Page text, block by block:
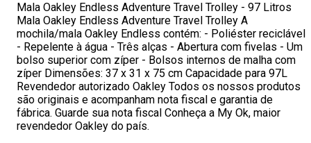
Mala Oakley Endless Adventure Travel Trolley - 97 Litros
Mala Oakley Endless Adventure Travel Trolley A
mochila/mala Oakley Endless contém: - Poliéster reciclável
- Repelente à água - Três alças - Abertura com fivelas - Um
bolso superior com zíper - Bolsos internos de malha com
zíper Dimensões: 37 x 31 x 75 cm Capacidade para 97L
Revendedor autorizado Oakley Todos os nossos produtos
são originais e acompanham nota fiscal e garantia de
fábrica. Guarde sua nota fiscal Conheça a My Ok, maior
revendedor Oakley do país.